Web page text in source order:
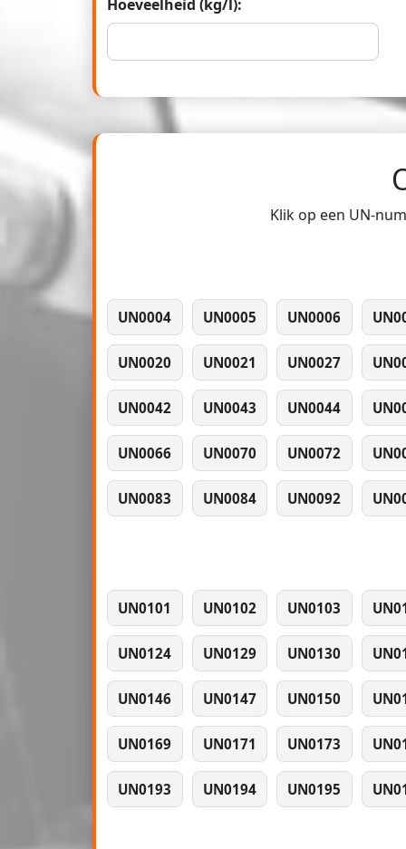
Hoeveelheid (kg/l):
Klik op een UN-
UN0004 UN0005 UN0006
UN0020 UN0021 UN0027
UN0042 UN0043 UN0044
UN0066 UN0070 UN0072
UN0083 UN0084 UN0092
UN0101 UN0102 UN0103
UN0124 UN0129 UN0130
UN0146 UN0147 UN0150
UN0169 UN0171 UN0173
UN0193 UN0194 UN0195